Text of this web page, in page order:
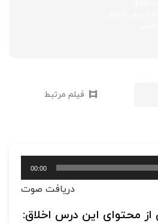
فیلم مرتبط
00:00
دریافت صوت
محتوای این درس اخلاق: